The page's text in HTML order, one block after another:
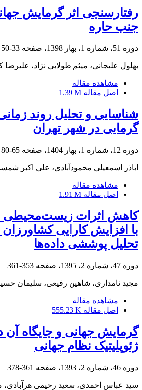
رفتارسنجی اثر گرمایش
جنب حاره
دوره 51، شماره 1، بهار 1398، صفحه 33-50
بهلول علیجانی، میثم طولابی نژاد، علیرضا
مشاهده مقاله
اصل مقاله 1.39 M
شناسایی و تحلیل روند
گرمایی در شهر تهران
دوره 12، شماره 1، بهار 1404، صفحه 65-80
اباذر اسمعیلی محمودآبادی، علی اکبر
مشاهده مقاله
اصل مقاله 1.91 M
کاهش اثرات زیست‌محیطی
با افزایش کارایی
تحلیل پوششی داده‌ها
دوره 47، شماره 2، 1395، صفحه 353-361
مجید نامداری، شاهین رفیعی، سلیمان
مشاهده مقاله
اصل مقاله 555.23 K
گرمایش جهانی و جایگاه آن
ژئوپلیتیک نظام جهانی
دوره 46، شماره 2، 1393، صفحه 361-378
سید عباس احمدی، سعید رحیمی هرآبادی،